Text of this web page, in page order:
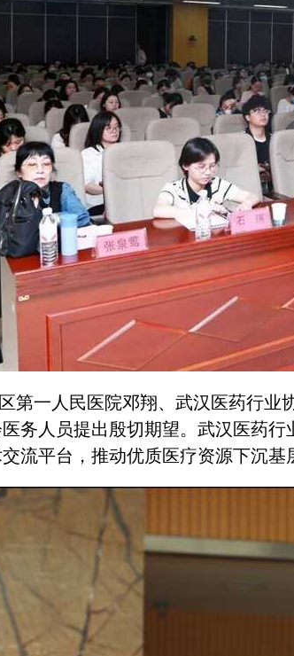
一人民医院邓翔、武汉医药行业
务人员提出殷切期望。武汉医药
流平台，推动优质医疗资源下沉基